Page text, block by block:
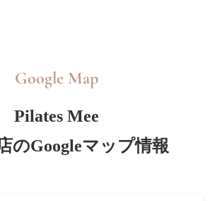
Google Map
Pilates Mee
のGoogleマップ情報